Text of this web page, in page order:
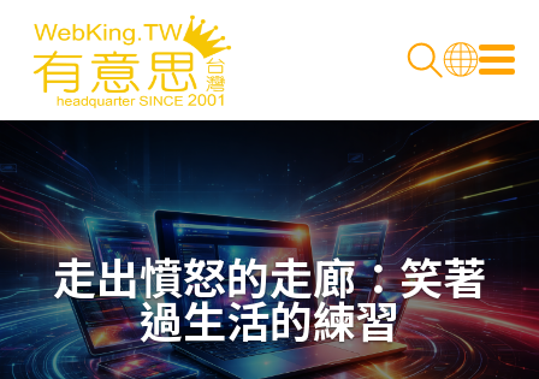
走出憤怒的走廊：笑著
過生活的練習